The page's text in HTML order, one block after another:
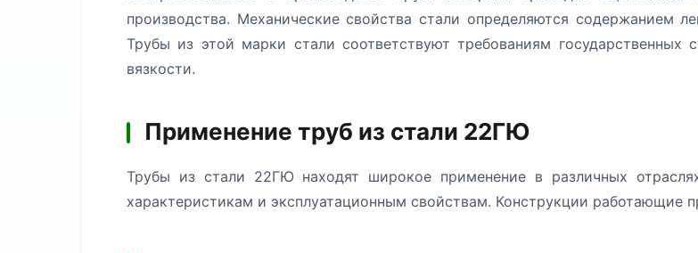
производства. Механические свойства стали определяются содержанием
Трубы из этой марки стали соответствуют требованиям государственных
вязкости.
Применение труб из стали 22ГЮ
Трубы из стали 22ГЮ находят широкое применение в различных
характеристикам и эксплуатационным свойствам. Конструкции работающие